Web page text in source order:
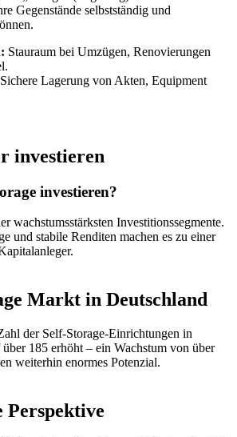
Gegenstände selbstständig und
Stauraum bei Umzügen, Renovierungen
Sichere Lagerung von Akten, Equipment
investieren
investieren?
wachstumsstärksten Investitionssegmente.
und stabile Renditen machen es zu einer
Markt in Deutschland
der Self-Storage-Einrichtungen in
185 erhöht – ein Wachstum von über
weiterhin enormes Potenzial.